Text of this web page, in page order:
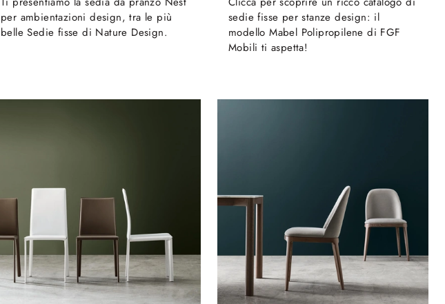
per ambientazioni design, tra le più
belle Sedie fisse di Nature Design.
sedie fisse per stanze design: il
modello Mabel Polipropilene di FGF
Mobili ti aspetta!